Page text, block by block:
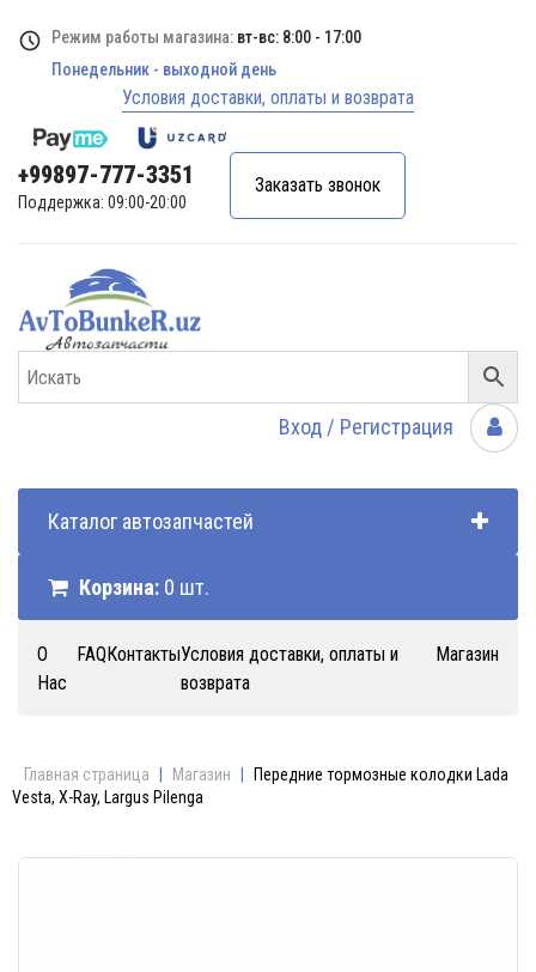
Режим работы магазина: вт-вс: 8:00 - 17:00
Понедельник - выходной день
Условия доставки, оплаты и возврата
+99897-777-3351
Поддержка: 09:00-20:00
Заказать звонок
Вход / Регистрация
Каталог автозапчастей
Корзина: 0 шт.
О
Нас
FAQКонтактыУсловия доставки, оплаты и
возврата
Магазин
Главная страница Магазин
Передние тормозные колодки Lada
Vesta, X-Ray, Largus Pilenga